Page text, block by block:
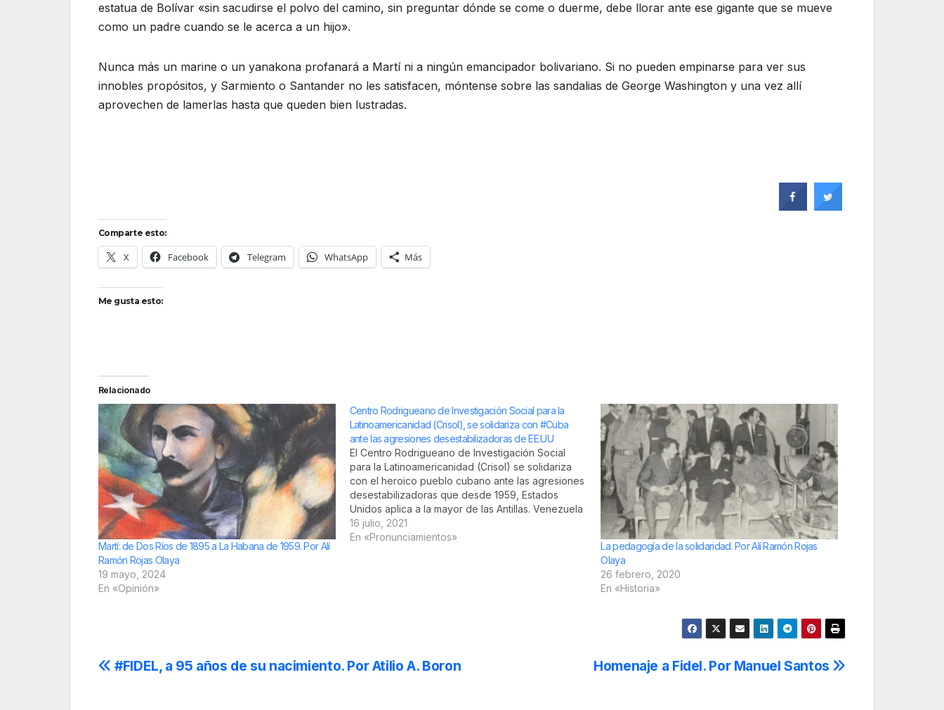
estatua de Bolívar «sin sacudirse el polvo del camino, sin preguntar dónde se come o duerme, debe llorar ante ese gigante que se mueve
como un padre cuando se le acerca a un hijo».
Nunca más un marine o un yanakona profanará a Martí ni a ningún emancipador bolivariano. Si no pueden empinarse para ver sus
innobles propósitos, y Sarmiento o Santander no les satisfacen, móntense sobre las sandalias de George Washington y una vez allí
aprovechen de lamerlas hasta que queden bien lustradas.
Comparte esto:
X Facebook Telegram WhatsApp Más
Me gusta esto:
Relacionado
Martí: de Dos Ríos de 1895 a La Habana de 1959. Por Alí
Ramón Rojas Olaya
19 mayo, 2024
En «Opinión»
Centro Rodrigueano de Investigación Social para la
Latinoamericanidad (Crisol), se solidariza con #Cuba
ante las agresiones desestabilizadoras de EE.UU
El Centro Rodrigueano de Investigación Social
para la Latinoamericanidad (Crisol) se solidariza
con el heroico pueblo cubano ante las agresiones
desestabilizadoras que desde 1959, Estados
Unidos aplica a la mayor de las Antillas. Venezuela
no olvida que el cubano Francisco Javier Yánez
es firmante del Acta de independencia de
16 julio, 2021
En «Pronunciamientos»
La pedagogía de la solidaridad. Por Alí Ramón Rojas
Olaya
26 febrero, 2020
En «Historia»
Navegación
Homenaje a Fidel. Por Manuel Santos
#FIDEL, a 95 años de su nacimiento. Por Atilio A. Boron